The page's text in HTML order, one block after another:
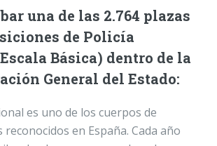
una de las 2.764 plazas
de Policía
Básica) dentro de la
General del Estado:
es uno de los cuerpos de
en España. Cada año